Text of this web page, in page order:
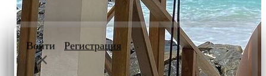
Войти Регистрация